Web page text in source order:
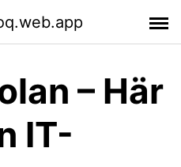
– Här
IT-